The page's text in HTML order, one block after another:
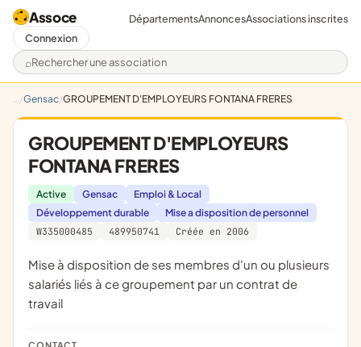
Assoce
Rechercher une association
DépartementsAnnoncesAssociations inscrites
Connexion
Gensac GROUPEMENT D'EMPLOYEURS FONTANA FRERES
GROUPEMENT D'EMPLOYEURS
FONTANA FRERES
Active Gensac
Emploi & Local
Développement durable
Mise a disposition de personnel
W335000485
489950741 Créée en 2006
Mise à disposition de ses membres d'un ou plusieurs
salariés liés à ce groupement par un contrat de
travail